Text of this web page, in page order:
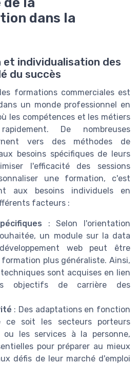
dans la
et individualisation des
du succès
formations commerciales est
un monde professionnel en
les compétences et les métiers
De nombreuses
vers des méthodes de
besoins spécifiques de leurs
l'efficacité des sessions
une formation, c'est
aux besoins individuels en
facteurs :
: Selon l'orientation
un module sur la data
web peut être
plus généraliste. Ainsi,
sont acquises en lien
objectifs de carrière des
: Des adaptations en fonction
ce soit les secteurs porteurs
les services à la personne,
pour préparer au mieux
défis de leur marché d'emploi